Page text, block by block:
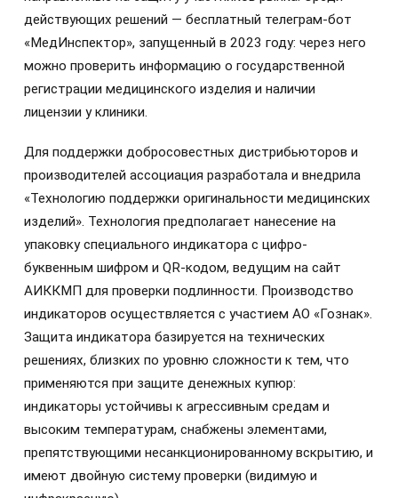
действующих решений — бесплатный телеграм-бот
«МедИнспектор», запущенный в 2023 году: через него
можно проверить информацию о государственной
регистрации медицинского изделия и наличии
лицензии у клиники.
Для поддержки добросовестных дистрибьюторов и
производителей ассоциация разработала и внедрила
«Технологию поддержки оригинальности медицинских
изделий». Технология предполагает нанесение на
упаковку специального индикатора с цифро-
буквенным шифром и QR‑кодом, ведущим на сайт
АИККМП для проверки подлинности. Производство
индикаторов осуществляется с участием АО «Гознак».
Защита индикатора базируется на технических
решениях, близких по уровню сложности к тем, что
применяются при защите денежных купюр:
индикаторы устойчивы к агрессивным средам и
высоким температурам, снабжены элементами,
препятствующими несанкционированному вскрытию, и
имеют двойную систему проверки (видимую и